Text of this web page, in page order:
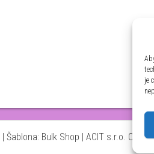
je
| Šablona: Bulk Shop | ACIT s.r.o.